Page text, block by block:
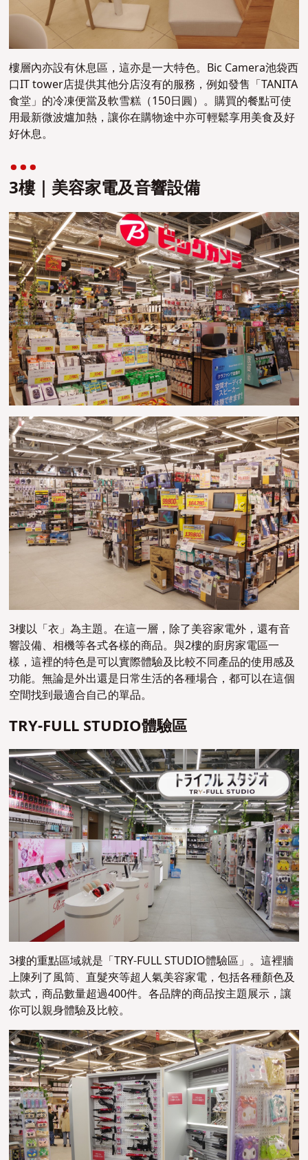
樓層內亦設有休息區，這亦是一大特色。Bic Camera池袋西
口IT tower店提供其他分店沒有的服務，例如發售「TANITA
食堂」的冷凍便當及軟雪糕（150日圓）。購買的餐點可使
用最新微波爐加熱，讓你在購物途中亦可輕鬆享用美食及好
好休息。
3樓｜美容家電及音響設備
3樓以「衣」為主題。在這一層，除了美容家電外，還有音
響設備、相機等各式各樣的商品。與2樓的廚房家電區一
樣，這裡的特色是可以實際體驗及比較不同產品的使用感及
功能。無論是外出還是日常生活的各種場合，都可以在這個
空間找到最適合自己的單品。
TRY-FULL STUDIO體驗區
3樓的重點區域就是「TRY-FULL STUDIO體驗區」。這裡牆
上陳列了風筒、直髮夾等超人氣美容家電，包括各種顏色及
款式，商品數量超過400件。各品牌的商品按主題展示，讓
你可以親身體驗及比較。